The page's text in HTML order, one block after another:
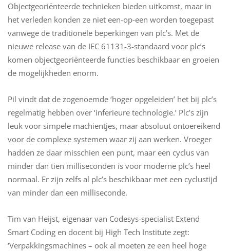
Objectgeoriënteerde technieken bieden uitkomst, maar in
het verleden konden ze niet een-op-een worden toegepast
vanwege de traditionele beperkingen van plc’s. Met de
nieuwe release van de IEC 61131-3-standaard voor plc’s
komen objectgeoriënteerde functies beschikbaar en groeien
de mogelijkheden enorm.
Pil vindt dat de zogenoemde ‘hoger opgeleiden’ het bij plc’s
regelmatig hebben over ‘inferieure technologie.’ Plc’s zijn
leuk voor simpele machientjes, maar absoluut ontoereikend
voor de complexe systemen waar zij aan werken. Vroeger
hadden ze daar misschien een punt, maar een cyclus van
minder dan tien milliseconden is voor moderne plc’s heel
normaal. Er zijn zelfs al plc’s beschikbaar met een cyclustijd
van minder dan een milliseconde.
Tim van Heijst, eigenaar van Codesys-specialist Extend
Smart Coding en docent bij High Tech Institute zegt:
‘Verpakkingsmachines – ook al moeten ze een heel hoge